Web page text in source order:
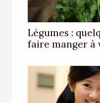
Légumes :
faire manger à